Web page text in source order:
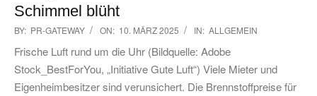
Schimmel blüht
2025-
03-
10
BY: PR-GATEWAY ON: 10. MÄRZ 2025 IN: ALLGEMEIN
Frische Luft rund um die Uhr (Bildquelle: Adobe
Stock_BestForYou, „Initiative Gute Luft“) Viele Mieter und
Eigenheimbesitzer sind verunsichert. Die Brennstoffpreise für